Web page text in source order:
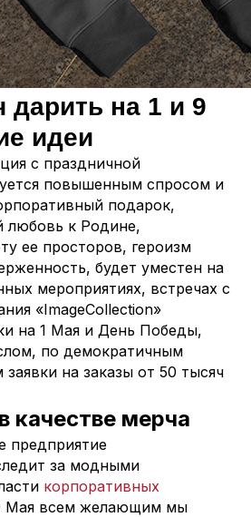
дарить на 1 и 9
идеи
с праздничной
повышенным спросом и
подарок,
к Родине,
ее просторов, героизм
будет уместен на
мероприятиях, встречах с
«ImageCollection»
на 1 Мая и День Победы,
по демократичным
на заказы от 50 тысяч
качестве мерча
предприятие
за модными
корпоративных
Мая всем желающим мы